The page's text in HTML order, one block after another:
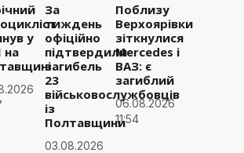
у
За
тиждень
офіційно
підтвердили
загибель
23
військовослужбовців
із
Полтавщини
03.08.2026
Поблизу
Верхоярівки
зіткнулися
Mercedes і
ВАЗ: є
загиблий
06.08.2026
11:54